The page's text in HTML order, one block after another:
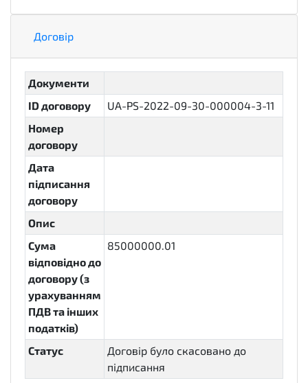
Договір
Документи
ID договору
UA-PS-2022-09-30-000004-3-11
Номер
договору
Дата
підписання
договору
Опис
Сума
відповідно до
договору (з
урахуванням
ПДВ та інших
податків)
85000000.01
Статус
Договір було скасовано до
підписання